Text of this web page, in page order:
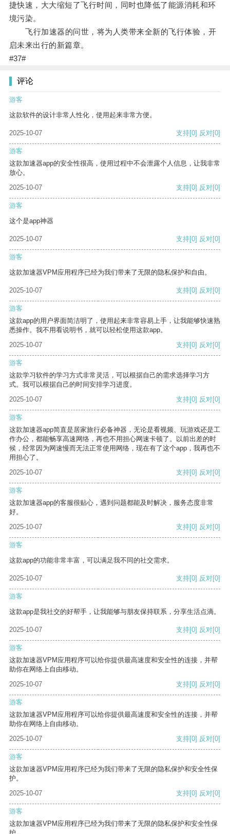
捷快速，大大缩短了飞行时间，同时也降低了能源消耗和环
境污染。
飞行加速器的问世，将为人类带来全新的飞行体验，开
启未来出行的新篇章。
#37#
评论
游客
这款软件的设计非常人性化，使用起来非常方便。
2025-10-07 支持[0] 反对[0]
游客
这款加速器app的安全性很高，使用过程中不会泄露个人信息，让我非常
放心。
2025-10-07
支持[0] 反对[0]
游客
这个是app神器
2025-10-07 支持[0] 反对[0]
游客
这款加速器VPM应用程序已经为我们带来了无限的隐私保护和自由。
2025-10-07 支持[0] 反对[0]
游客
这款app的用户界面简洁明了，使用起来非常容易上手，让我能够快速熟
悉操作。我不用看说明书，就可以轻松使用这款app。
2025-10-07
支持[0] 反对[0]
游客
这款学习软件的学习方式非常灵活，可以根据自己的需求选择学习方
式。我可以根据自己的时间安排学习进度。
2025-10-07
支持[0] 反对[0]
游客
这款加速器app简直是居家旅行必备神器，无论是看视频、玩游戏还是工
作办公，都能畅享高速网络，再也不用担心网速卡顿了。以前出差的时
候，经常因为网速慢而无法正常使用网络，现在有了这个app，我再也不
用担心了。
2025-10-07
支持[0] 反对[0]
游客
这款加速器app的客服很贴心，遇到问题都能及时解决，服务态度非常
好。
2025-10-07
支持[0] 反对[0]
游客
这款app的功能非常丰富，可以满足我不同的社交需求。
2025-10-07 支持[0] 反对[0]
游客
这款app是我社交的好帮手，让我能够与朋友保持联系，分享生活点滴。
2025-10-07 支持[0] 反对[0]
游客
这款加速器VPM应用程序可以给你提供最高速度和安全性的连接，并帮
助你在网络上自由移动。
2025-10-07
支持[0] 反对[0]
游客
这款加速器VPM应用程序可以给你提供最高速度和安全性的连接，并帮
助你在网络上自由移动。
2025-10-07
支持[0] 反对[0]
游客
这款加速器VPM应用程序已经为我们带来了无限的隐私保护和安全性保
护。
2025-10-07
支持[0] 反对[0]
游客
这款加速器VPM应用程序已经为我们带来了无限的隐私保护和安全性保